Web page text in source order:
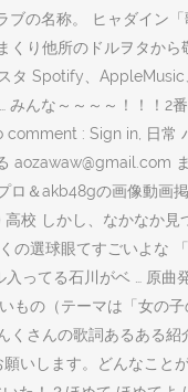
の名称。 ヒャダイン「
り他所のドルヲタか
タ Spotify、
んな～～～～！！！2
: Sign in, 日常
aozawaw@gmail.com
akb48gの画像動画掲
校 しかし、なかなか見
選球眼てすごいよな
ってる石川がベ … 原
の（テーマは「女の
さんの歌詞あるある
いします。どんなこ